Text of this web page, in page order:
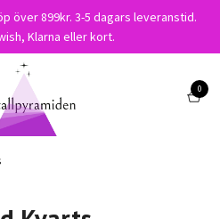
över 899kr. 3-5 dagars leveranstid.
Klarna eller kort.
0